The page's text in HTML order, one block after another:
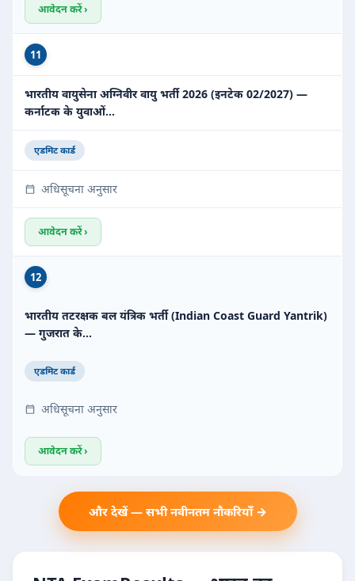
आवेदन करें ›
11
भारतीय वायुसेना अग्निवीर वायु भर्ती 2026 (इनटेक 02/2027) —
कर्नाटक के युवाओं…
एडमिट कार्ड
अधिसूचना अनुसार
आवेदन करें ›
12
भारतीय तटरक्षक बल यंत्रिक भर्ती (Indian Coast Guard Yantrik)
— गुजरात के…
एडमिट कार्ड
अधिसूचना अनुसार
आवेदन करें ›
और देखें — सभी नवीनतम नौकरियाँ →